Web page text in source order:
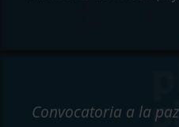
Convocatoria a la